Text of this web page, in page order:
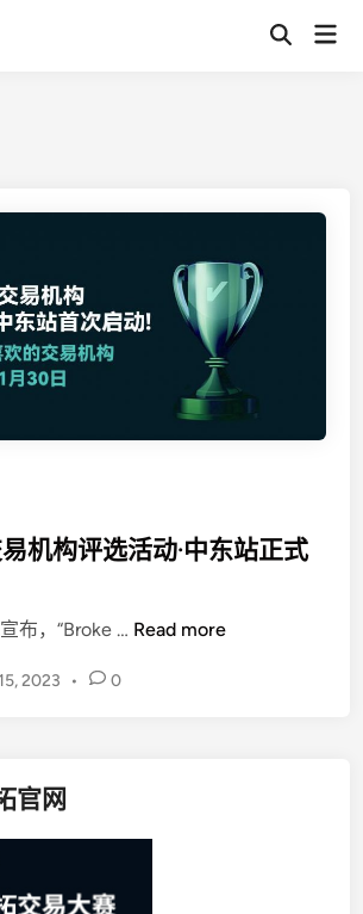
Open
机构评选活动·中东站正式
布，“Broke … 2
Read more
2023 • 0
官网